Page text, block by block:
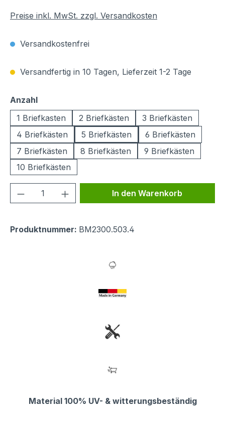
Preise inkl. MwSt. zzgl. Versandkosten
Versandkostenfrei
Versandfertig in 10 Tagen, Lieferzeit 1-2 Tage
Anzahlauswählen
1 Briefkasten
2 Briefkästen
3 Briefkästen
4 Briefkästen
5 Briefkästen
6 Briefkästen
7 Briefkästen
8 Briefkästen
9 Briefkästen
10 Briefkästen
Produkt Anzahl: Gib denIn den Warenkorb
Produktnummer: BM2300.503.4
Material 100% UV- & witterungsbeständig